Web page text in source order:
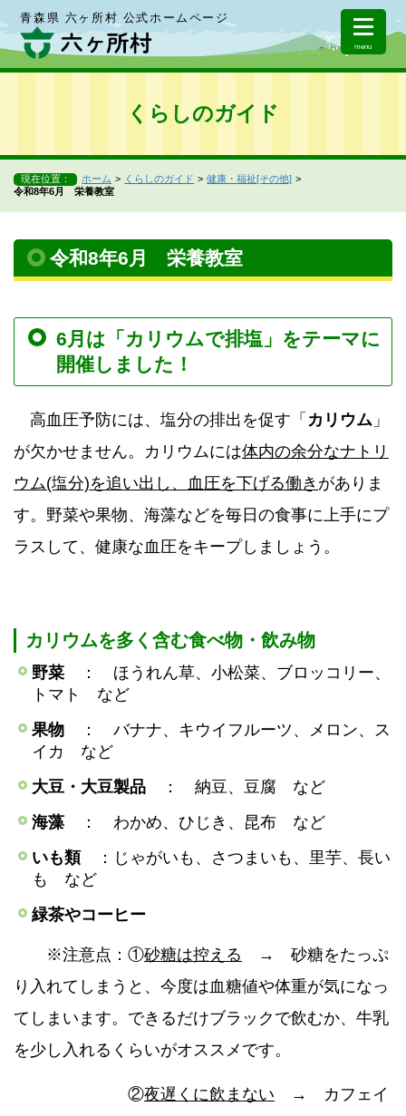
青森県 六ヶ所村 公式ホームページ
menu
くらしのガイド
現在位置： ホーム くらしのガイド
健康・福祉[その他]
令和8年6月 栄養教室
令和8年6月 栄養教室
6月は「カリウムで排塩」をテーマに
開催しました！
高血圧予防には、塩分の排出を促す「 カリウム 」
が欠かせません。カリウムには体内の余分なナトリ
ウム(塩分)を追い出し、血圧を下げる働き がありま
す。野菜や果物、海藻などを毎日の食事に上手にプ
ラスして、健康な血圧をキープしましょう。
カリウムを多く含む食べ物・飲み物
野菜 ： ほうれん草、小松菜、ブロッコリー、
トマト など
果物 ： バナナ、キウイフルーツ、メロン、ス
イカ など
大豆・大豆製品 ： 納豆、豆腐 など
海藻 ： わかめ、ひじき、昆布 など
いも類 ：じゃがいも、さつまいも、里芋、長い
も など
緑茶やコーヒー
※注意点：①砂糖は控える → 砂糖をたっぷ
り入れてしまうと、今度は血糖値や体重が気になっ
てしまいます。できるだけブラックで飲むか、牛乳
を少し入れるくらいがオススメです。
②夜遅くに飲まない → カフェイ